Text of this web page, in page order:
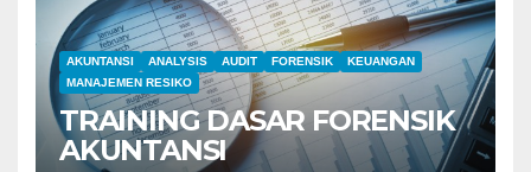
AKUNTANSI ANALYSIS AUDIT FORENSIK
KEUANGAN
MANAJEMEN RESIKO
TRAINING DASAR FORENSIK
AKUNTANSI